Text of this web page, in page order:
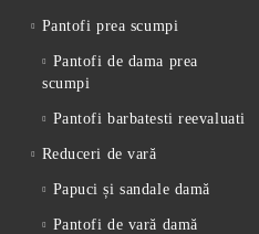
Pantofi prea scumpi
Pantofi de dama prea
scumpi
Pantofi barbatesti reevaluati
Reduceri de vară
Papuci și sandale damă
Pantofi de vară damă